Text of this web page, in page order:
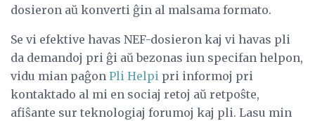
dosieron aŭ konverti ĝin al malsama formato.
Se vi efektive havas NEF-dosieron kaj vi havas pli
da demandoj pri ĝi aŭ bezonas iun specifan helpon,
vidu mian paĝon Pli Helpi pri informoj pri
kontaktado al mi en sociaj retoj aŭ retpoŝte,
afiŝante sur teknologiaj forumoj kaj pli. Lasu min